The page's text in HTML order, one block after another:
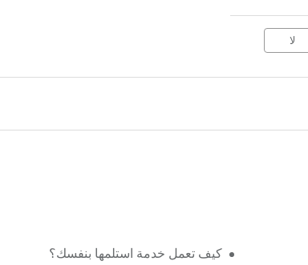
لا
كيف تعمل خدمة استلمها بنفسك؟